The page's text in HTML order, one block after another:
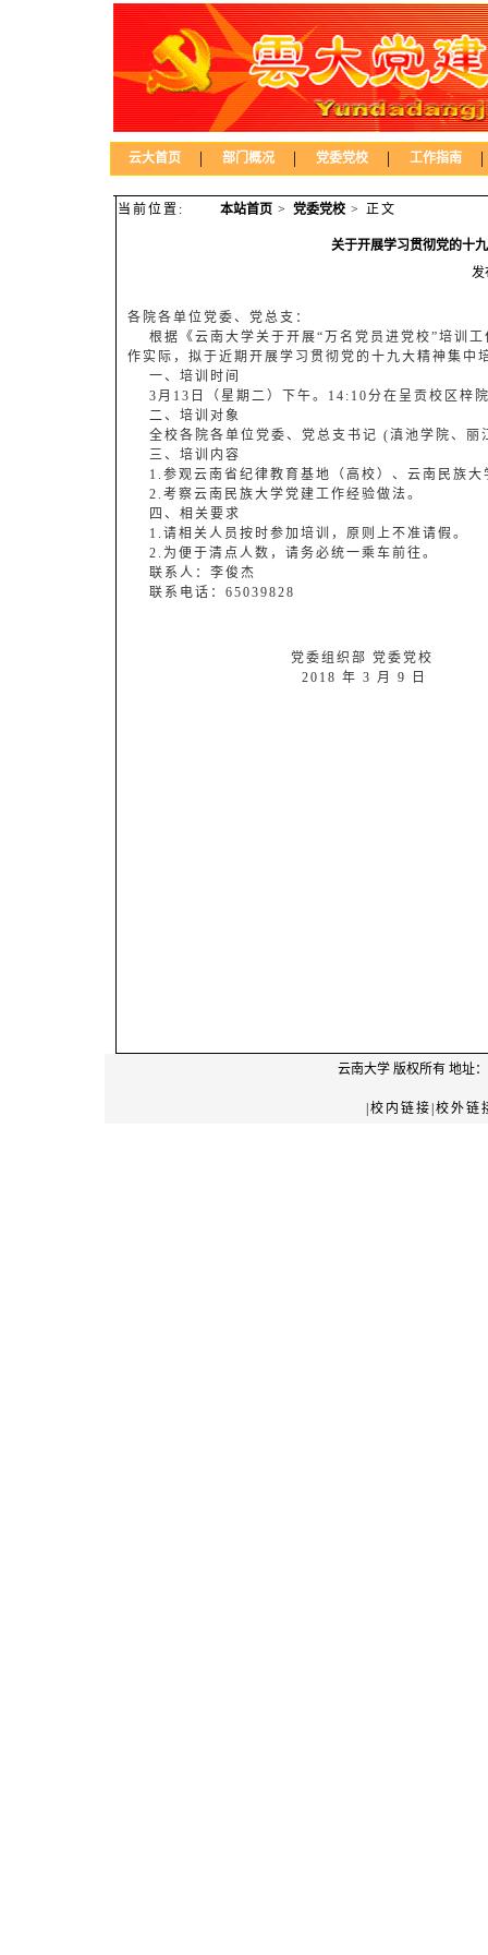
云大首页 | 部门概况 | 党委党校 | 工作指南 |
当前位置: 本站首页> 党委党校> 正文
关于开展学习贯彻党的十
发
各院各单位党委、党总支：
根据《云南大学关于开展“万名党员进党校”培训
作实际，拟于近期开展学习贯彻党的十九大精神集
一、培训时间
3月13日（星期二）下午。14:10分在呈贡校区梓
二、培训对象
全校各院各单位党委、党总支书记 (滇池学院、丽
三、培训内容
1.参观云南省纪律教育基地（高校）、云南民族大
2.考察云南民族大学党建工作经验做法。
四、相关要求
1.请相关人员按时参加培训，原则上不准请假。
2.为便于清点人数，请务必统一乘车前往。
联系人：李俊杰
联系电话：65039828
党委组织部 党委党校
2018 年 3 月 9 日
云南大学 版权所有 地址
|校内链接|校外